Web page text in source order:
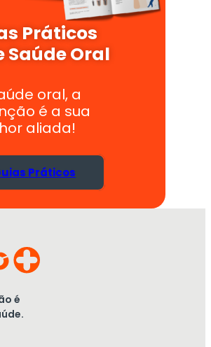
Práticos
Saúde Oral
oral, a
é a sua
aliada!
Práticos
é